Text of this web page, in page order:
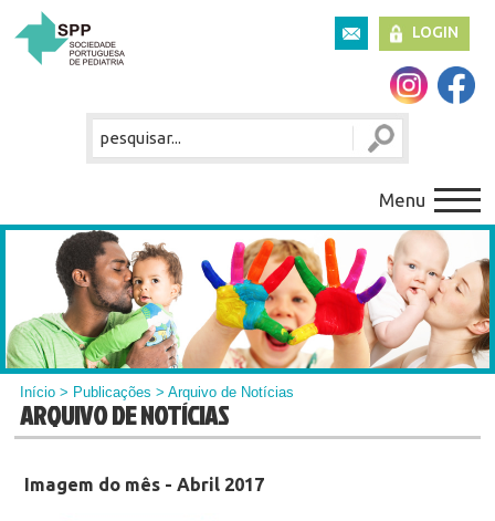
LOGIN
Menu
Início > Publicações > Arquivo de Notícias
ARQUIVO DE NOTÍCIAS
Imagem do mês - Abril 2017